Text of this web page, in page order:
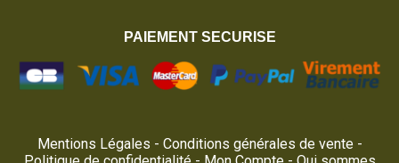
PAIEMENT SECURISE
Mentions Légales
Conditions générales de vente